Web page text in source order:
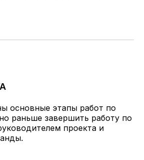
основные этапы работ по
раньше завершить работу по
проекта и